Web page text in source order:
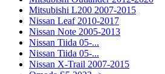
Mitsubishi L200 2007-2015
Nissan Leaf 2010-2017
Nissan Note 2005-2013
Nissan Tiida 05-...
Nissan Tiida 05-...
Nissan X-Trail 2007-2015